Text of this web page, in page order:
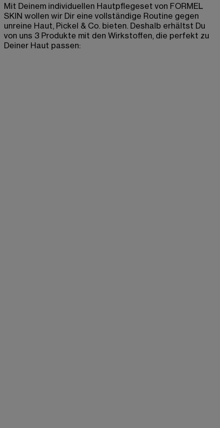
Mit Deinem individuellen Hautpflegeset von FORMEL
SKIN wollen wir Dir eine vollständige Routine gegen
unreine Haut, Pickel & Co. bieten. Deshalb erhältst Du
von uns 3 Produkte mit den Wirkstoffen, die perfekt zu
Deiner Haut passen: